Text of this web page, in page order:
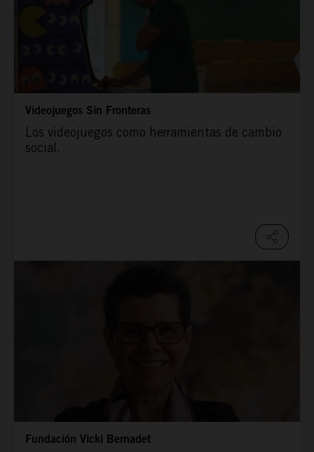
Videojuegos Sin Fronteras
Los videojuegos como herramientas de cambio
social.
Fundación Vicki Bernadet